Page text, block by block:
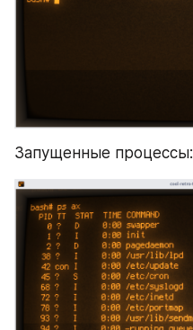
Запущенные процессы: